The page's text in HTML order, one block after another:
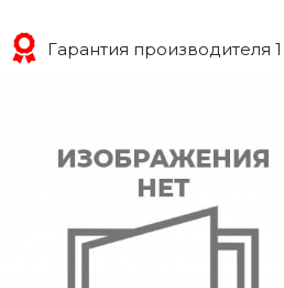
180
Гарантия производителя